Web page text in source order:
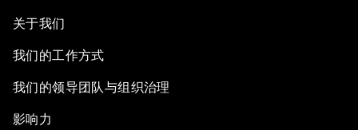
关于我们
我们的工作方式
我们的领导团队与组织治理
影响力